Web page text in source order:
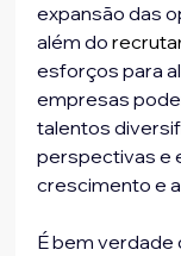
expansão das
além do
esforços para
empresas
talentos
perspectivas e
crescimento e
É bem verdade